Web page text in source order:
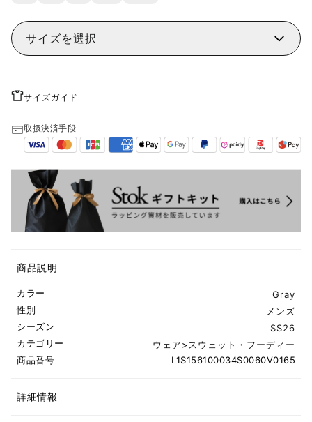
サイズを選択
サイズガイド
取扱決済手段
商品説明
カラー
Gray
性別
メンズ
シーズン
SS26
カテゴリー
ウェア>スウェット・フーディー
商品番号
L1S156100034S0060V0165
詳細情報